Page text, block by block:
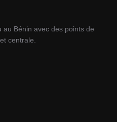
au Bénin avec des points de
centrale.